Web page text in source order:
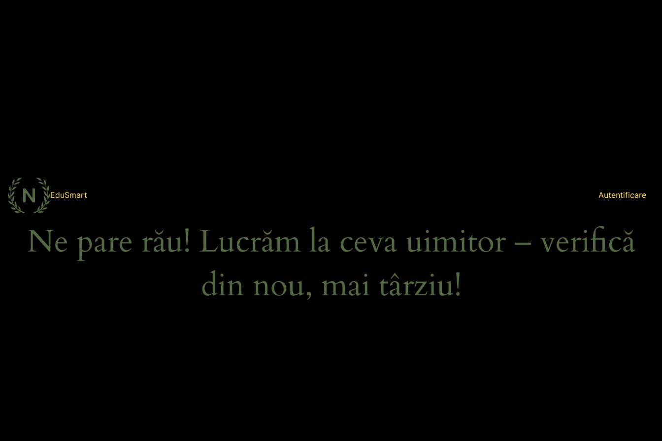
EduSmart Autentificare
Ne pare rău! Lucrăm la ceva uimitor – verifică
din nou, mai târziu!